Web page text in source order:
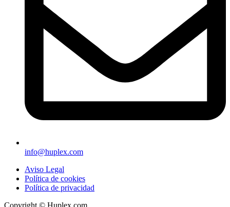
info@huplex.com
Aviso Legal
Política de cookies
Política de privacidad
Copyright © Huplex.com